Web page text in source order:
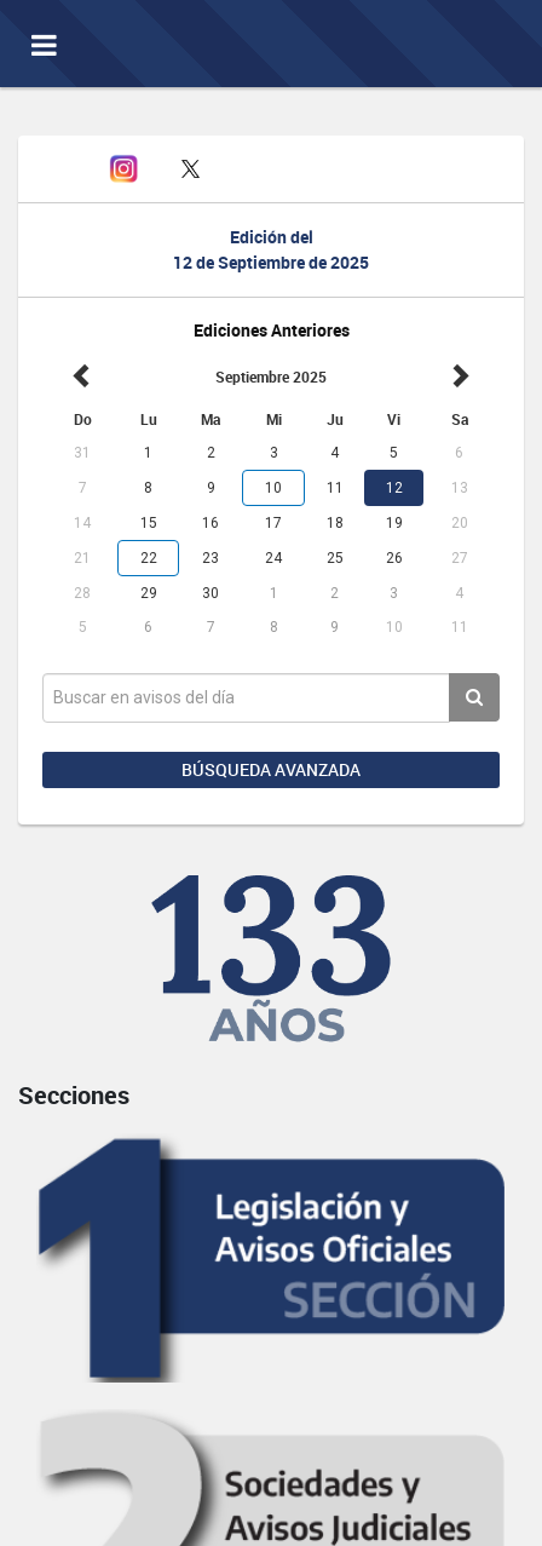
Toggle
navigation
Edición del
12 de Septiembre de 2025
Ediciones Anteriores
Septiembre 2025
Do Lu Ma Mi Ju Vi Sa
31 1 2 3 4 5 6
7 8 9 10 11 12 13
14 15 16 17 18 19 20
21 22 23 24 25 26 27
28 29 30 1 2 3
4
5
6 7 8 9 10 11
BÚSQUEDA AVANZADA
Secciones